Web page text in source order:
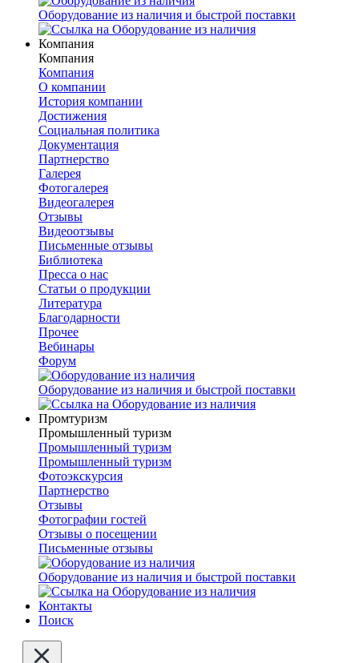
Оборудование из наличия и быстрой поставки
Компания
Компания
Компания
О компании
История компании
Достижения
Социальная политика
Документация
Партнерство
Галерея
Фотогалерея
Видеогалерея
Отзывы
Видеоотзывы
Письменные отзывы
Библиотека
Пресса о нас
Статьи о продукции
Литература
Благодарности
Прочее
Вебинары
Форум
Оборудование из наличия и быстрой поставки
Промтуризм
Промышленный туризм
Промышленный туризм
Промышленный туризм
Фотоэкскурсия
Партнерство
Отзывы
Фотографии гостей
Отзывы о посещении
Письменные отзывы
Оборудование из наличия и быстрой поставки
Контакты
Поиск